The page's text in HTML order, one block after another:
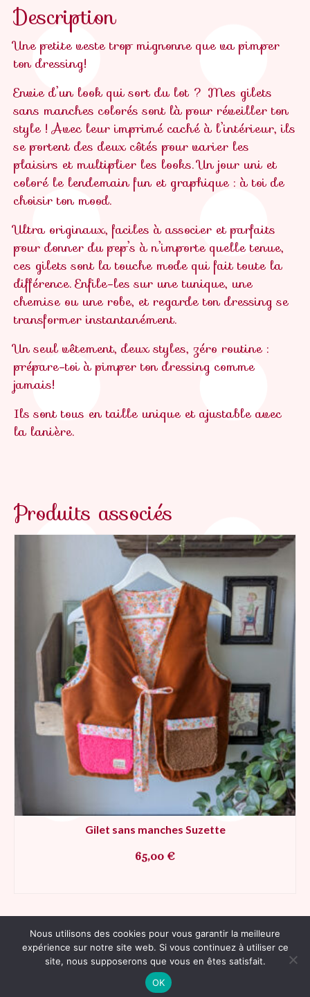
Description
Une petite veste trop mignonne que va pimper
ton dressing!
Envie d’un look qui sort du lot ? Mes gilets
sans manches colorés sont là pour réveiller ton
style ! Avec leur imprimé caché à l’intérieur, ils
se portent des deux côtés pour varier les
plaisirs et multiplier les looks. Un jour uni et
coloré le lendemain fun et graphique : à toi de
choisir ton mood.
Ultra originaux, faciles à associer et parfaits
pour donner du pep’s à n’importe quelle tenue,
ces gilets sont la touche mode qui fait toute la
différence. Enfile-les sur une tunique, une
chemise ou une robe, et regarde ton dressing se
transformer instantanément.
Un seul vêtement, deux styles, zéro routine :
prépare-toi à pimper ton dressing comme
jamais!
Ils sont tous en taille unique et ajustable avec
la lanière.
Produits associés
Gilet sans manches Suzette
65,00 €
Contact Plan du site RGPD Mentions légales CGV
© 2026 Poulette et ses p'tits pois - WordPress Theme by
Nous utilisons des cookies pour vous garantir la meilleure
expérience sur notre site web. Si vous continuez à utiliser ce
site, nous supposerons que vous en êtes satisfait.
OK